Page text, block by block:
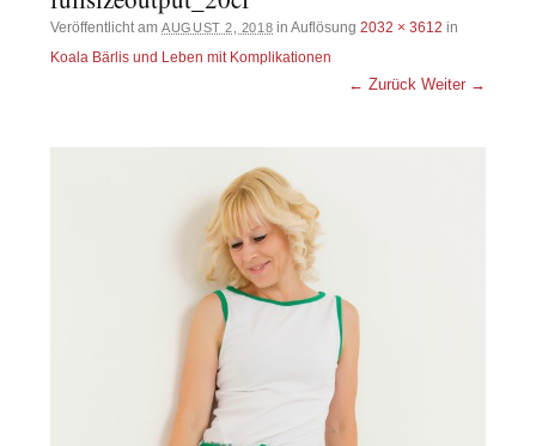
Veröffentlicht amAUGUST 2, 2018 in Auflösung2032 × 3612 in
Koala Bärlis und Leben mit Komplikationen
← Zurück Weiter →